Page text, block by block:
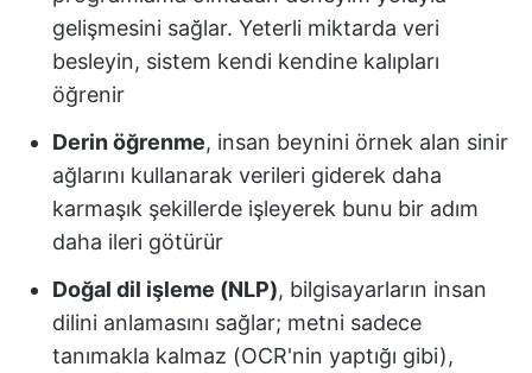
gelişmesini sağlar. Yeterli miktarda veri
besleyin, sistem kendi kendine kalıpları
öğrenir
Derin öğrenme, insan beynini örnek alan sinir
ağlarını kullanarak verileri giderek daha
karmaşık şekillerde işleyerek bunu bir adım
daha ileri götürür
Doğal dil işleme (NLP), bilgisayarların insan
dilini anlamasını sağlar; metni sadece
tanımakla kalmaz (OCR'nin yaptığı gibi),